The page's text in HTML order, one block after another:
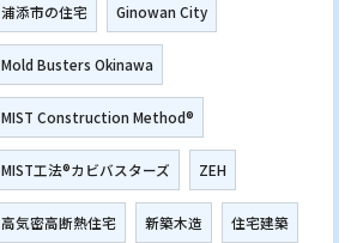
浦添市の住宅 Ginowan City
Mold Busters Okinawa
MIST Construction Method®
MIST工法®カビバスターズ ZEH
高気密高断熱住宅 新築木造 住宅建築